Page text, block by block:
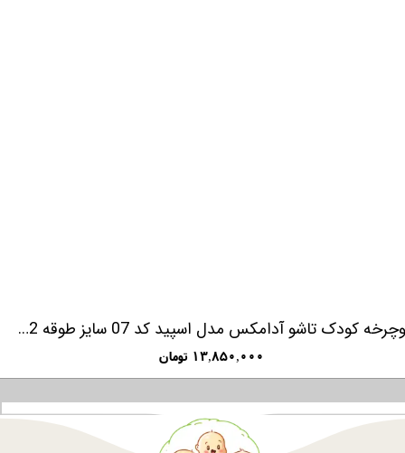
دوچرخه کودک تاشو آدامکس مدل اسپید کد 07 سایز طوقه 12 اینچ
۱۳,۸۵۰,۰۰۰ تومان